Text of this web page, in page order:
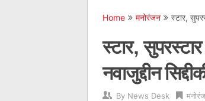
Home मनोरंजन स्टार,
स्टार,
नवाजुद्दीन
By News Desk